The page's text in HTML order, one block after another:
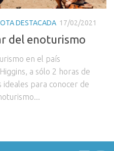
DESTACADA 17/02/2021
del enoturismo
en el país
a sólo 2 horas de
ideales para conocer de